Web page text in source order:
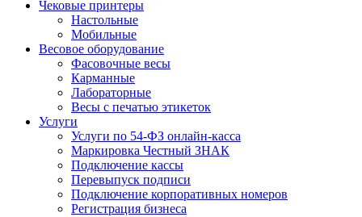
Чековые принтеры
Настольные
Мобильные
Весовое оборудование
Фасовочные весы
Карманные
Лабораторные
Весы с печатью этикеток
Услуги
Услуги по 54-ФЗ онлайн-касса
Маркировка Честный ЗНАК
Подключение кассы
Перевыпуск подписи
Подключение корпоративных номеров
Регистрация бизнеса